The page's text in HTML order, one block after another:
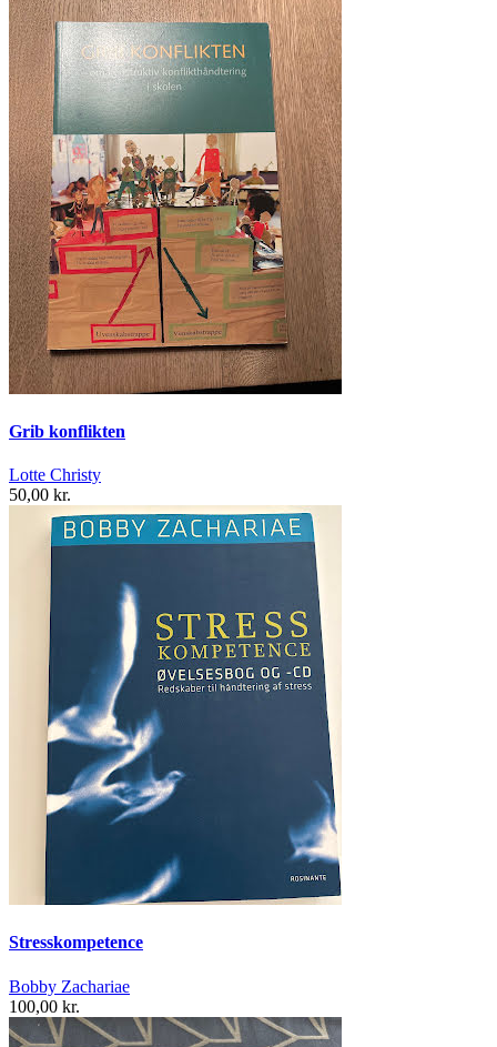
Grib konflikten
Lotte Christy
50,00 kr.
Stresskompetence
Bobby Zachariae
100,00 kr.